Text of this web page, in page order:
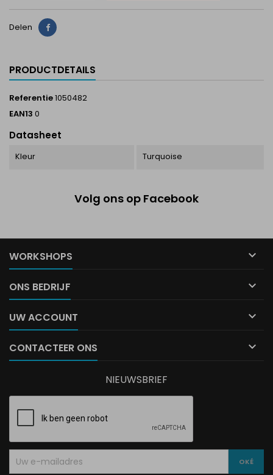
Delen Delen
PRODUCTDETAILS
Referentie1050482
EAN13 0
Datasheet
Kleur Turquoise
Volg ons op Facebook
WORKSHOPS 
ONS BEDRIJF 
UW ACCOUNT 
CONTACTEER ONS 
NIEUWSBRIEF